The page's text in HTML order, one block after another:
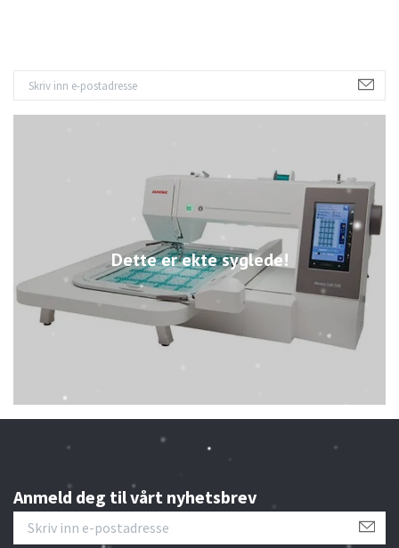
Dette er ekte syglede!
Anmeld deg til vårt nyhetsbrev